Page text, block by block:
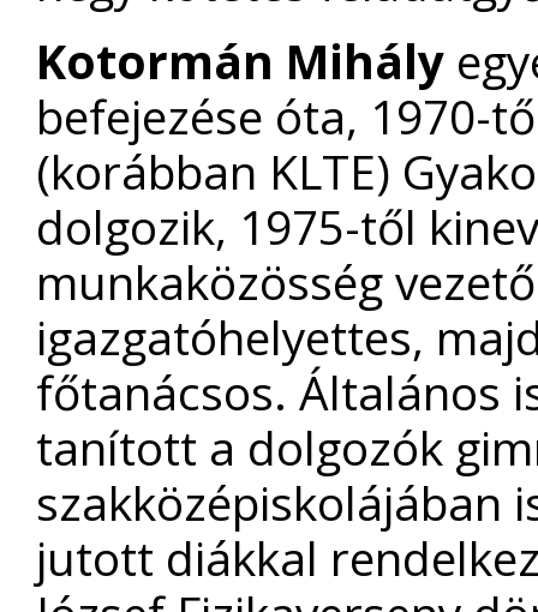
Kotormán Mihály
befejezése óta, 1970-
(korábban KLTE)
dolgozik, 1975-től
munkaközösség
igazgatóhelyettes,
főtanácsos. Általános
tanított a dolgozók
szakközépiskolájában
jutott diákkal